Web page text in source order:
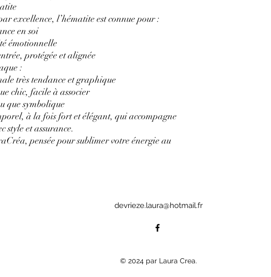
excellence, l’hématite est connue pour :
en soi
émotionnelle
protégée et alignée
:
très tendance et graphique
chic, facile à associer
que symbolique
à la fois fort et élégant, qui accompagne
style et assurance.
pensée pour sublimer votre énergie au
devrieze.laura@hotmail.fr
© 2024 par Laura Crea.